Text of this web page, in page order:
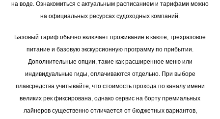
на воде. Ознакомиться с актуальным расписанием и тарифами можно
на официальных ресурсах судоходных компаний.
Базовый тариф обычно включает проживание в каюте, трехразовое
питание и базовую экскурсионную программу по прибытии.
Дополнительные опции, такие как расширенное меню или
индивидуальные гиды, оплачиваются отдельно. При выборе
плавсредства учитывайте, что стоимость прохода по каналу имени
великих рек фиксирована, однако сервис на борту премиальных
лайнеров существенно отличается от бюджетных вариантов,